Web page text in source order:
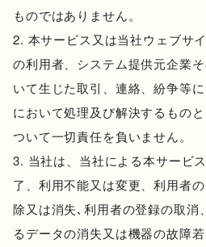
ものではありません。
本サービス又は当社ウェブサ
の利用者、システム提供元企業
いて生じた取引、連絡、紛争等
において処理及び解決するもの
ついて一切責任を負いません。
当社は、当社による本サービ
了、利用不能又は変更、利用者
除又は消失､利用者の登録の取消
るデータの消失又は機器の故障